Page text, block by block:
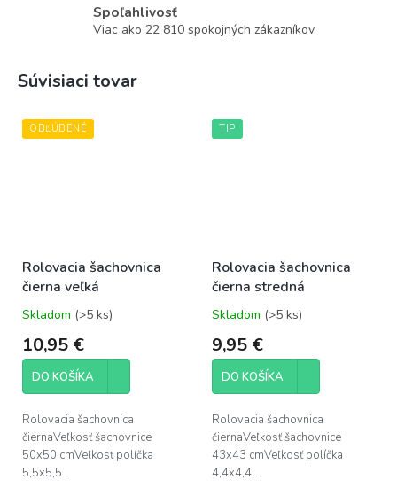
Spoľahlivosť
Viac ako 22 810 spokojných zákazníkov.
Súvisiaci tovar
OBĽÚBENÉ
Rolovacia šachovnica
čierna veľká
Priemerné
produktu
5,0
5
hviezdičiek.
Skladom (>5 ks)
10,95 €
DO KOŠÍKA
Rolovacia šachovnica
čiernaVeľkosť šachovnice
50x50 cmVeľkosť políčka
5,5x5,5...
TIP
Rolovacia šachovnica
čierna stredná
Priemerné
produktu
5,0
5
hviezdičiek.
Skladom (>5 ks)
9,95 €
DO KOŠÍKA
Rolovacia šachovnica
čiernaVeľkosť šachovnice
43x43 cmVeľkosť políčka
4,4x4,4...